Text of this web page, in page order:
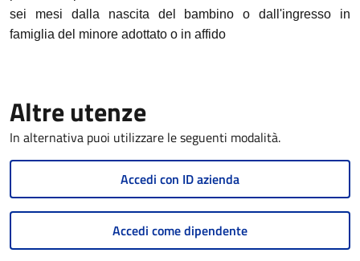
sei mesi dalla nascita del bambino o dall'ingresso in
famiglia del minore adottato o in affido
Altre utenze
In alternativa puoi utilizzare le seguenti modalità.
Accedi con ID azienda
Accedi come dipendente